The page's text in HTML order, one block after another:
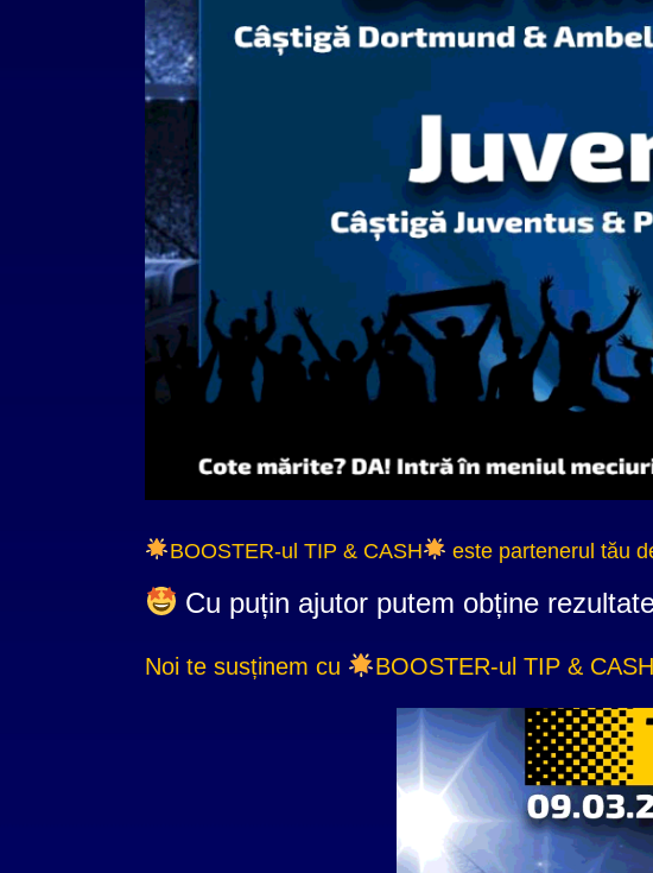
BOOSTER-ul TIP & CASH este partenerul tău
Cu puțin ajutor putem obține
Noi te susținem cu BOOSTER-ul TIP & CASH